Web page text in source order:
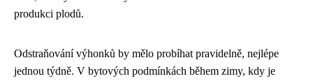
produkci plodů.
Odstraňování výhonků by mělo probíhat pravidelně, nejlépe
jednou týdně. V bytových podmínkách během zimy, kdy je